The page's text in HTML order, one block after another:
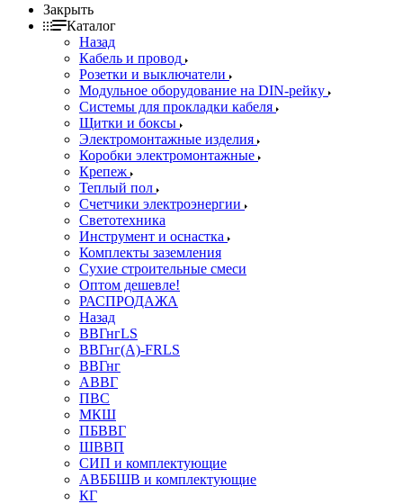
Закрыть
Каталог
Назад
Кабель и провод
Розетки и выключатели
Модульное оборудование на DIN-рейку
Системы для прокладки кабеля
Щитки и боксы
Электромонтажные изделия
Коробки электромонтажные
Крепеж
Теплый пол
Счетчики электроэнергии
Светотехника
Инструмент и оснастка
Комплекты заземления
Сухие строительные смеси
Оптом дешевле!
РАСПРОДАЖА
Назад
ВВГнгLS
ВВГнг(А)-FRLS
ВВГнг
АВВГ
ПВС
МКШ
ПБВВГ
ШВВП
СИП и комплектующие
АВББШВ и комплектующие
КГ